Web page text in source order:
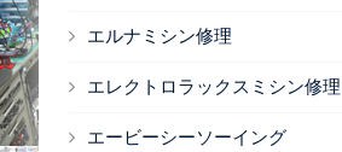
エルナミシン修理
エレクトロラックスミシン修理
エービーシーソーイング